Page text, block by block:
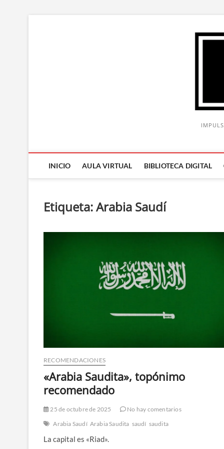
INICIO AULA VIRTUAL BIBLIOTECA DIGITAL
Etiqueta:Arabia Saudí
RECOMENDACIONES
«Arabia Saudita», topónimo
recomendado
25 de octubre de 2025
No hay comentarios
Arabia Saudí Arabia Saudita saudí saudita
La capital es «Riad».